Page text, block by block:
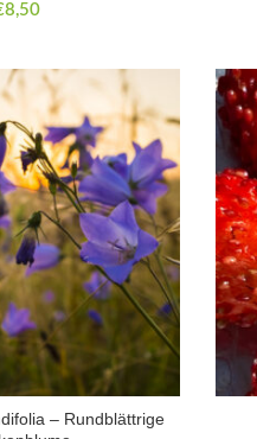
8,50
– Rundblättrige